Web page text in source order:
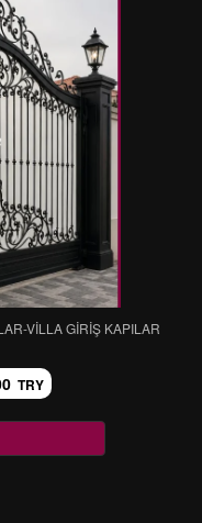
VİLLA GİRİŞ KAPILAR
TRY